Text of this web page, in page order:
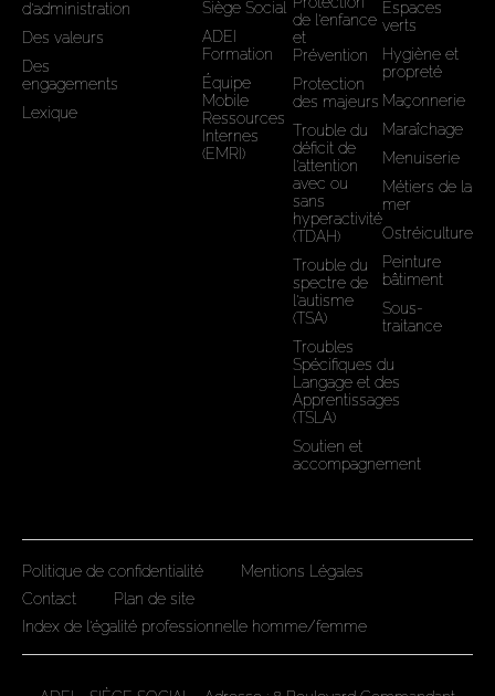
d'administration
Des valeurs
Des
engagements
Lexique
Siège Social
ADEI
Formation
Équipe
Mobile
Ressources
Internes
(EMRI)
de l'enfance
et
Prévention
Protection
des majeurs
Trouble du
déficit de
l’attention
avec ou
sans
hyperactivité
(TDAH)
Trouble du
spectre de
l'autisme
(TSA)
Troubles
Spécifiques du
Langage et des
Apprentissages
(TSLA)
Soutien et
accompagnement
Espaces
verts
Hygiène et
propreté
Maçonnerie
Maraîchage
Menuiserie
Métiers de la
mer
Ostréiculture
Peinture
bâtiment
Sous-
traitance
Politique de confidentialité
Mentions Légales
Contact
Plan de site
Index de l'égalité professionnelle homme/femme